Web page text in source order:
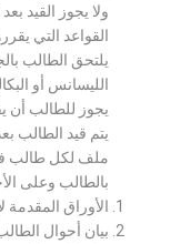
ولا يجوز القيد
القواعد التي
يلتحق الطالب
الليسانس أو
يجوز للطالب أن
يتم قيد الطالب
ملف لكل طالب في
بالطالب وعلى
الأوراق المقدمة
بيان أحوال